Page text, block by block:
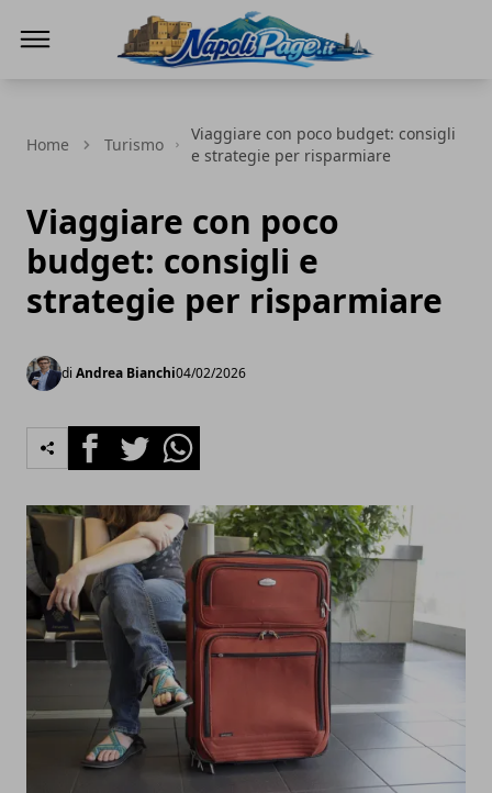
Home Turismo
Viaggiare con poco budget: consigli
e strategie per risparmiare
Viaggiare con poco
budget: consigli e
strategie per risparmiare
di Andrea Bianchi04/02/2026
FacebookTwitterWhatsapp